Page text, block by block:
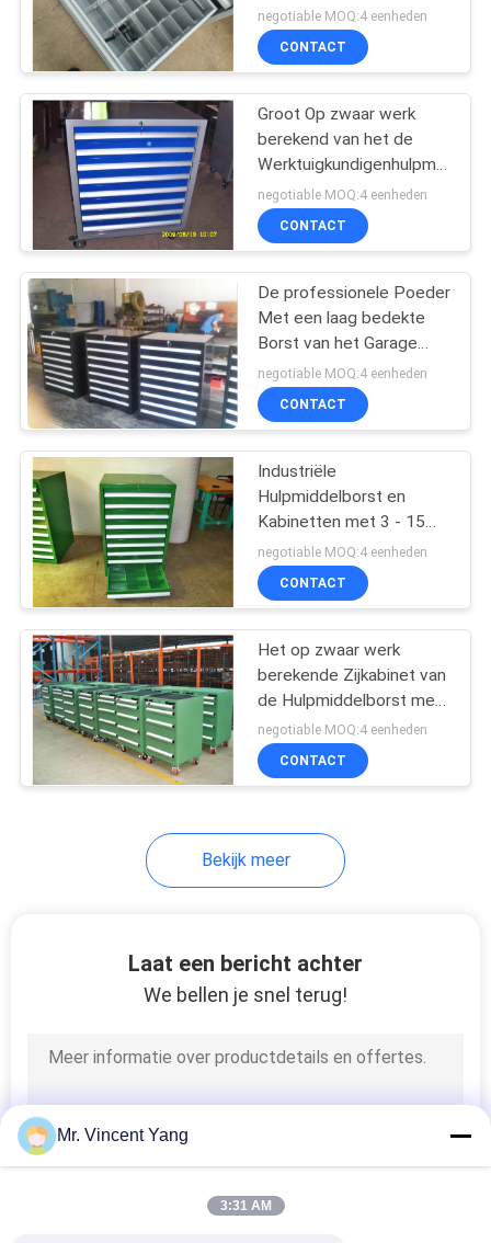
het kabinet van de
hulpmiddelborst
Industriële
Werkbanken
13
De Palletkooi van
het draadnetwerk
15
roltransportband
Draagbare het
Stapelen Rekken
Kabinet van de het
Hulpmiddelborst met
Met een laag bedekt
negotiable MOQ:4 eenheden
CONTACT
Groot Op zwaar werk
berekend van het de
Werktuigkundigenhulpmiddel
van de Metaalrol de
Borstkabinet met Lade
negotiable MOQ:4 eenheden
CONTACT
De professionele Poeder
Met een laag bedekte
Borst van het Garage
Mobiele Hulpmiddel met
Wrijvingdia's
negotiable MOQ:4 eenheden
CONTACT
Industriële
Hulpmiddelborst en
Kabinetten met 3 - 15
Groene Laden,
negotiable MOQ:4 eenheden
CONTACT
Het op zwaar werk
berekende Zijkabinet van
de Hulpmiddelborst met
Kogellagerdia's, de Borst
van het
Machinisthulpmiddel
negotiable MOQ:4 eenheden
CONTACT
Bekijk meer
Laat een bericht achter
We bellen je snel terug!
Mr. Vincent Yang
3:31 AM